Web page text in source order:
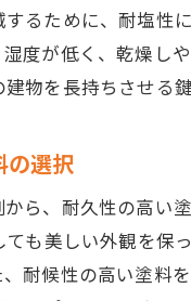
るために、耐塩性
度が低く、乾燥し
物を長持ちさせる鍵
の選択
ら、耐久性の高い
も美しい外観を
耐候性の高い塗料